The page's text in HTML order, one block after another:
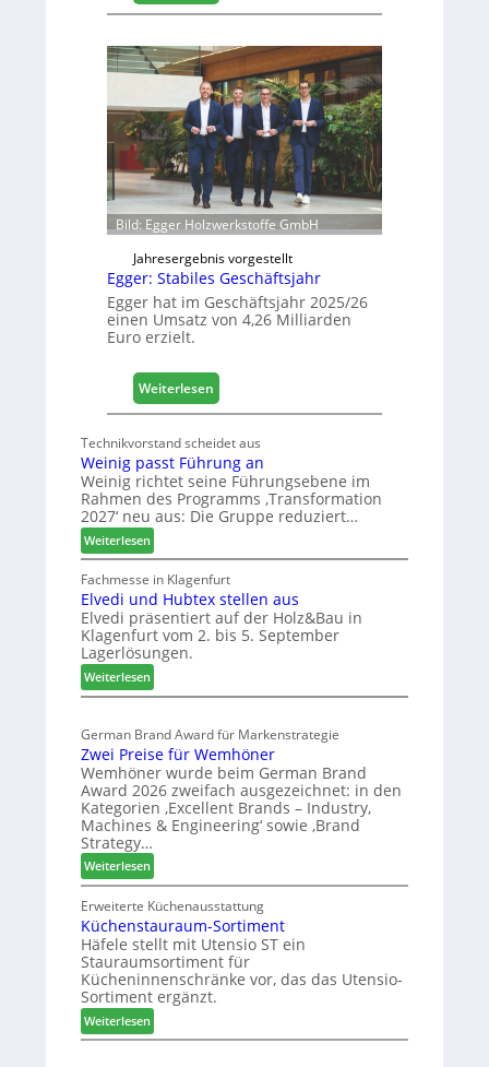
i
e
r
t
s
i
c
h
H
f
e
l
e
e
r
ö
f
f
n
e
t
L
o
s
t
k
b
e
r
h
Bild: Egger Holzwerkstoffe GmbH
Jahresergebnis vorgestellt
Egger: Stabiles Geschäftsjahr
Egger hat im Geschäftsjahr 2025/26
einen Umsatz von 4,26 Milliarden
Euro erzielt.
Weiterlesen
E
g
e
r
a
b
G
s
c
h
ä
f
j
a
h
r
Technikvorstand scheidet aus
Weinig passt Führung an
Weinig richtet seine Führungsebene im
Rahmen des Programms ‚Transformation
2027‘ neu aus: Die Gruppe reduziert…
Weiterlesen:
W
e
i
n
i
g
p
a
s
t
F
ü
h
r
u
n
g
a
n
Fachmesse in Klagenfurt
Elvedi und Hubtex stellen aus
Elvedi präsentiert auf der Holz&Bau in
Klagenfurt vom 2. bis 5. September
Lagerlösungen.
Weiterlesen:
E
v
e
d
i
u
n
d
H
u
b
t
e
x
s
t
e
German Brand Award für Markenstrategie
Zwei Preise für Wemhöner
Wemhöner wurde beim German Brand
Award 2026 zweifach ausgezeichnet: in den
Kategorien ‚Excellent Brands – Industry,
Machines & Engineering‘ sowie ‚Brand
Strategy…
Weiterlesen:
Z
w
e
i
P
r
e
i
s
Erweiterte Küchenausstattung
Küchenstauraum-Sortiment
Häfele stellt mit Utensio ST ein
Stauraumsortiment für
Kücheninnenschränke vor, das das Utensio-
Sortiment ergänzt.
Weiterlesen:
K